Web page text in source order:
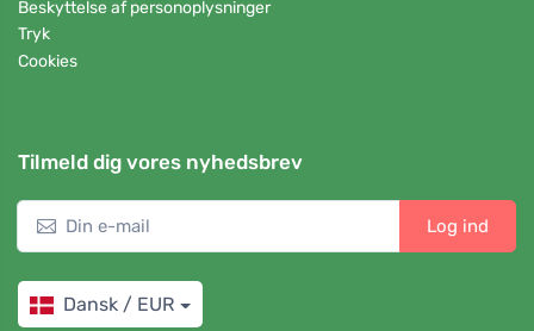
Beskyttelse af personoplysninger
Tryk
Cookies
Tilmeld dig vores nyhedsbrev
Log ind
Dansk / EUR